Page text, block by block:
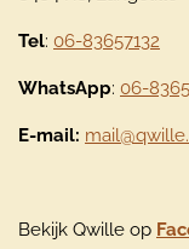
Tel: 06-83657132
WhatsApp: 06-
E-mail:
Bekijk Qwille op